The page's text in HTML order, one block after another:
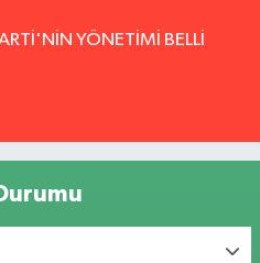
YÖNETİMİ BELLİ